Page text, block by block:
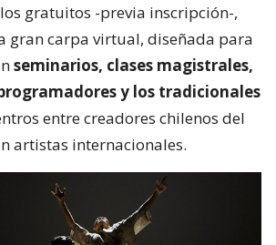
gratuitos -previa inscripción-,
gran carpa virtual, diseñada para
seminarios, clases magistrales,
y los tradicionales
entre creadores chilenos del
artistas internacionales.